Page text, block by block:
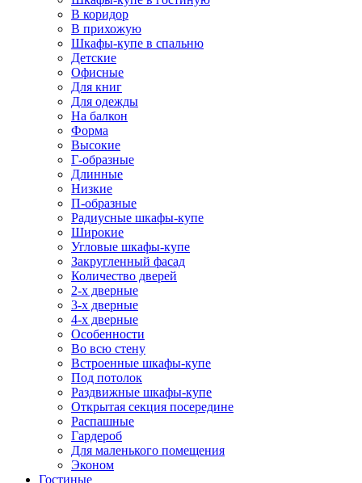
В коридор
В прихожую
Шкафы-купе в спальню
Детские
Офисные
Для книг
Для одежды
На балкон
Форма
Высокие
Г-образные
Длинные
Низкие
П-образные
Радиусные шкафы-купе
Широкие
Угловые шкафы-купе
Закругленный фасад
Количество дверей
2-х дверные
3-х дверные
4-х дверные
Особенности
Во всю стену
Встроенные шкафы-купе
Под потолок
Раздвижные шкафы-купе
Открытая секция посередине
Распашные
Гардероб
Для маленького помещения
Эконом
Гостиные